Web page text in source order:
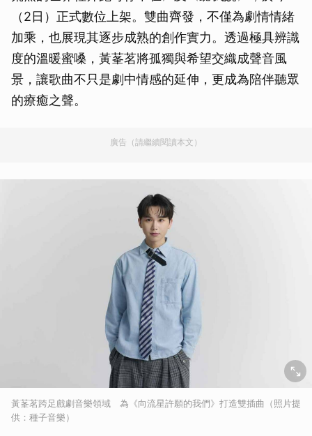
（2日）正式數位上架。雙曲齊發，不僅為劇情情緒
加乘，也展現其逐步成熟的創作實力。透過極具辨識
度的溫暖蜜嗓，黃莑茗將孤獨與希望交織成聲音風
景，讓歌曲不只是劇中情感的延伸，更成為陪伴聽眾
的療癒之聲。
廣告（請繼續閱讀本文）
黃莑茗跨足戲劇音樂領域 為《向流星許願的我們》打造雙插曲（照片提
供：種子音樂）